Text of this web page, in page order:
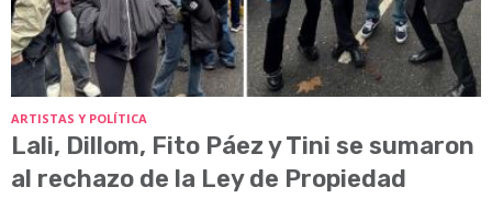
ARTISTAS Y POLÍTICA
Lali, Dillom, Fito Páez y Tini se sumaron
al rechazo de la Ley de Propiedad